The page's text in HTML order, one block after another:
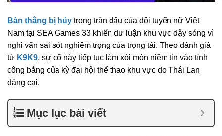
Bàn thắng bị hủy trong trận đấu của đội tuyển nữ Việt
Nam tại SEA Games 33 khiến dư luận khu vực dậy sóng vì
nghi vấn sai sót nghiêm trọng của trọng tài. Theo đánh giá
từ K9K9, sự cố này tiếp tục làm xói mòn niềm tin vào tính
công bằng của kỳ đại hội thể thao khu vực do Thái Lan
đăng cai.
Mục lục bài viết